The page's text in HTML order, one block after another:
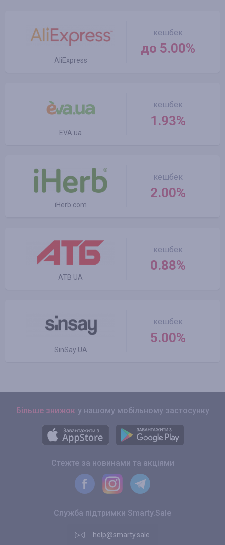
AliExpress
кешбек
до 5.00%
EVA.ua
кешбек
1.93%
iHerb.com
кешбек
2.00%
ATB UA
кешбек
0.88%
SinSay UA
кешбек
5.00%
Більше знижок у нашому мобільному застосунку
Стежте за новинами та акціями
Служба підтримки Smarty.Sale
help@smarty.sale